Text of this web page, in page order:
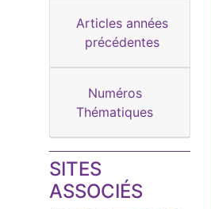
Articles années
précédentes
Numéros
Thématiques
SITES
ASSOCIÉS